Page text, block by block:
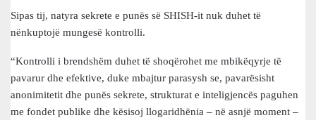
Sipas tij, natyra sekrete e punës së SHISH-it nuk duhet të
nënkuptojë mungesë kontrolli.
“Kontrolli i brendshëm duhet të shoqërohet me mbikëqyrje të
pavarur dhe efektive, duke mbajtur parasysh se, pavarësisht
anonimitetit dhe punës sekrete, strukturat e inteligjencës paguhen
me fondet publike dhe kësisoj llogaridhënia – në asnjë moment –